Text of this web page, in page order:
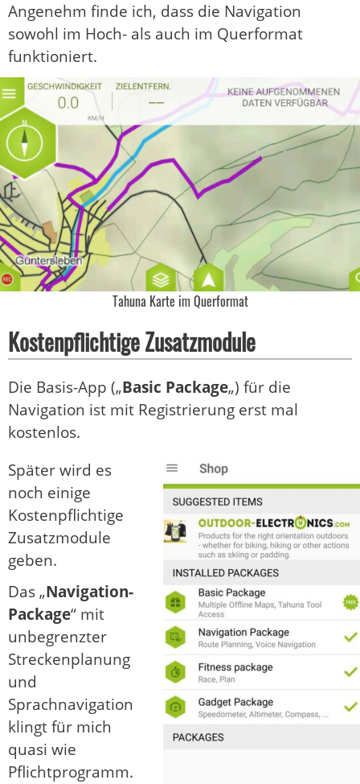
Angenehm finde ich, dass die Navigation
sowohl im Hoch- als auch im Querformat
funktioniert.
Tahuna Karte im Querformat
Kostenpflichtige Zusatzmodule
Die Basis-App („Basic Package„) für die
Navigation ist mit Registrierung erst mal
kostenlos.
Später wird es
noch einige
Kostenpflichtige
Zusatzmodule
geben.
Das „Navigation-
Package“ mit
unbegrenzter
Streckenplanung
und
Sprachnavigation
klingt für mich
quasi wie
Pflichtprogramm.